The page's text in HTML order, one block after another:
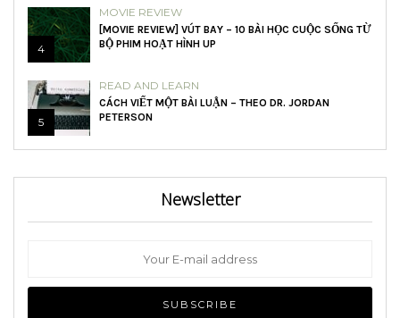
4
MOVIE REVIEW
[MOVIE REVIEW] VÚT BAY – 10 BÀI HỌC CUỘC SỐNG TỪ
BỘ PHIM HOẠT HÌNH UP
5
READ AND LEARN
CÁCH VIẾT MỘT BÀI LUẬN – THEO DR. JORDAN
PETERSON
Newsletter